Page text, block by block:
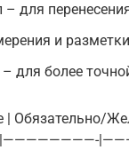
для
и
для более
| Обязательно/